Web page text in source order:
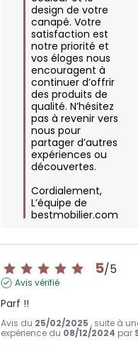
design de votre
canapé. Votre
satisfaction est
notre priorité et
vos éloges nous
encouragent à
continuer d’offrir
des produits de
qualité. N’hésitez
pas à revenir vers
nous pour
partager d’autres
expériences ou
découvertes.
Cordialement,
L’équipe de
bestmobilier.com
5/5
Avis vérifié
Parf !!
Avis du 25/02/2025 , suite à
expérience du 08/12/2024 par